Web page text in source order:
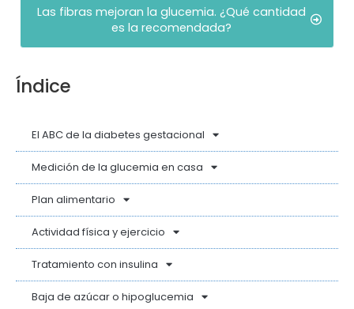
Las fibras mejoran la glucemia. ¿Qué cantidad
es la recomendada?
Índice
El ABC de la diabetes gestacional
Medición de la glucemia en casa
Plan alimentario
Actividad física y ejercicio
Tratamiento con insulina
Baja de azúcar o hipoglucemia